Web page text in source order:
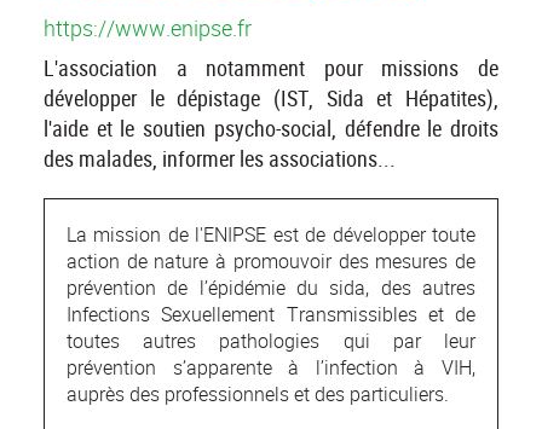
https://www.enipse.fr
L'association a notamment pour missions de
développer le dépistage (IST, Sida et Hépatites),
l'aide et le soutien psycho-social, défendre le droits
des malades, informer les associations...
La mission de l'ENIPSE est de développer toute
action de nature à promouvoir des mesures de
prévention de l’épidémie du sida, des autres
Infections Sexuellement Transmissibles et de
toutes autres pathologies qui par leur
prévention s’apparente à l’infection à VIH,
auprès des professionnels et des particuliers.